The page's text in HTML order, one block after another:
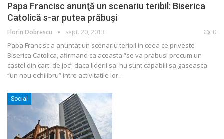
Papa Francisc anunţă un scenariu teribil: Biserica
Catolică s-ar putea prăbuşi
Florin Dobrescu sept. 20, 2013 0
Papa Francisc a anuntat un scenariu teribil in ceea ce priveste
Biserica Catolica, afirmand ca aceasta “se va prabusi precum un
castel din carti de joc” daca liderii sai nu sunt capabili sa gaseasca
“un nou echilibru” intre activitatile lor…
Social